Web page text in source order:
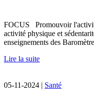
FOCUS Promouvoir
activité physique et
enseignements des
Lire la suite
05-11-2024 | Santé